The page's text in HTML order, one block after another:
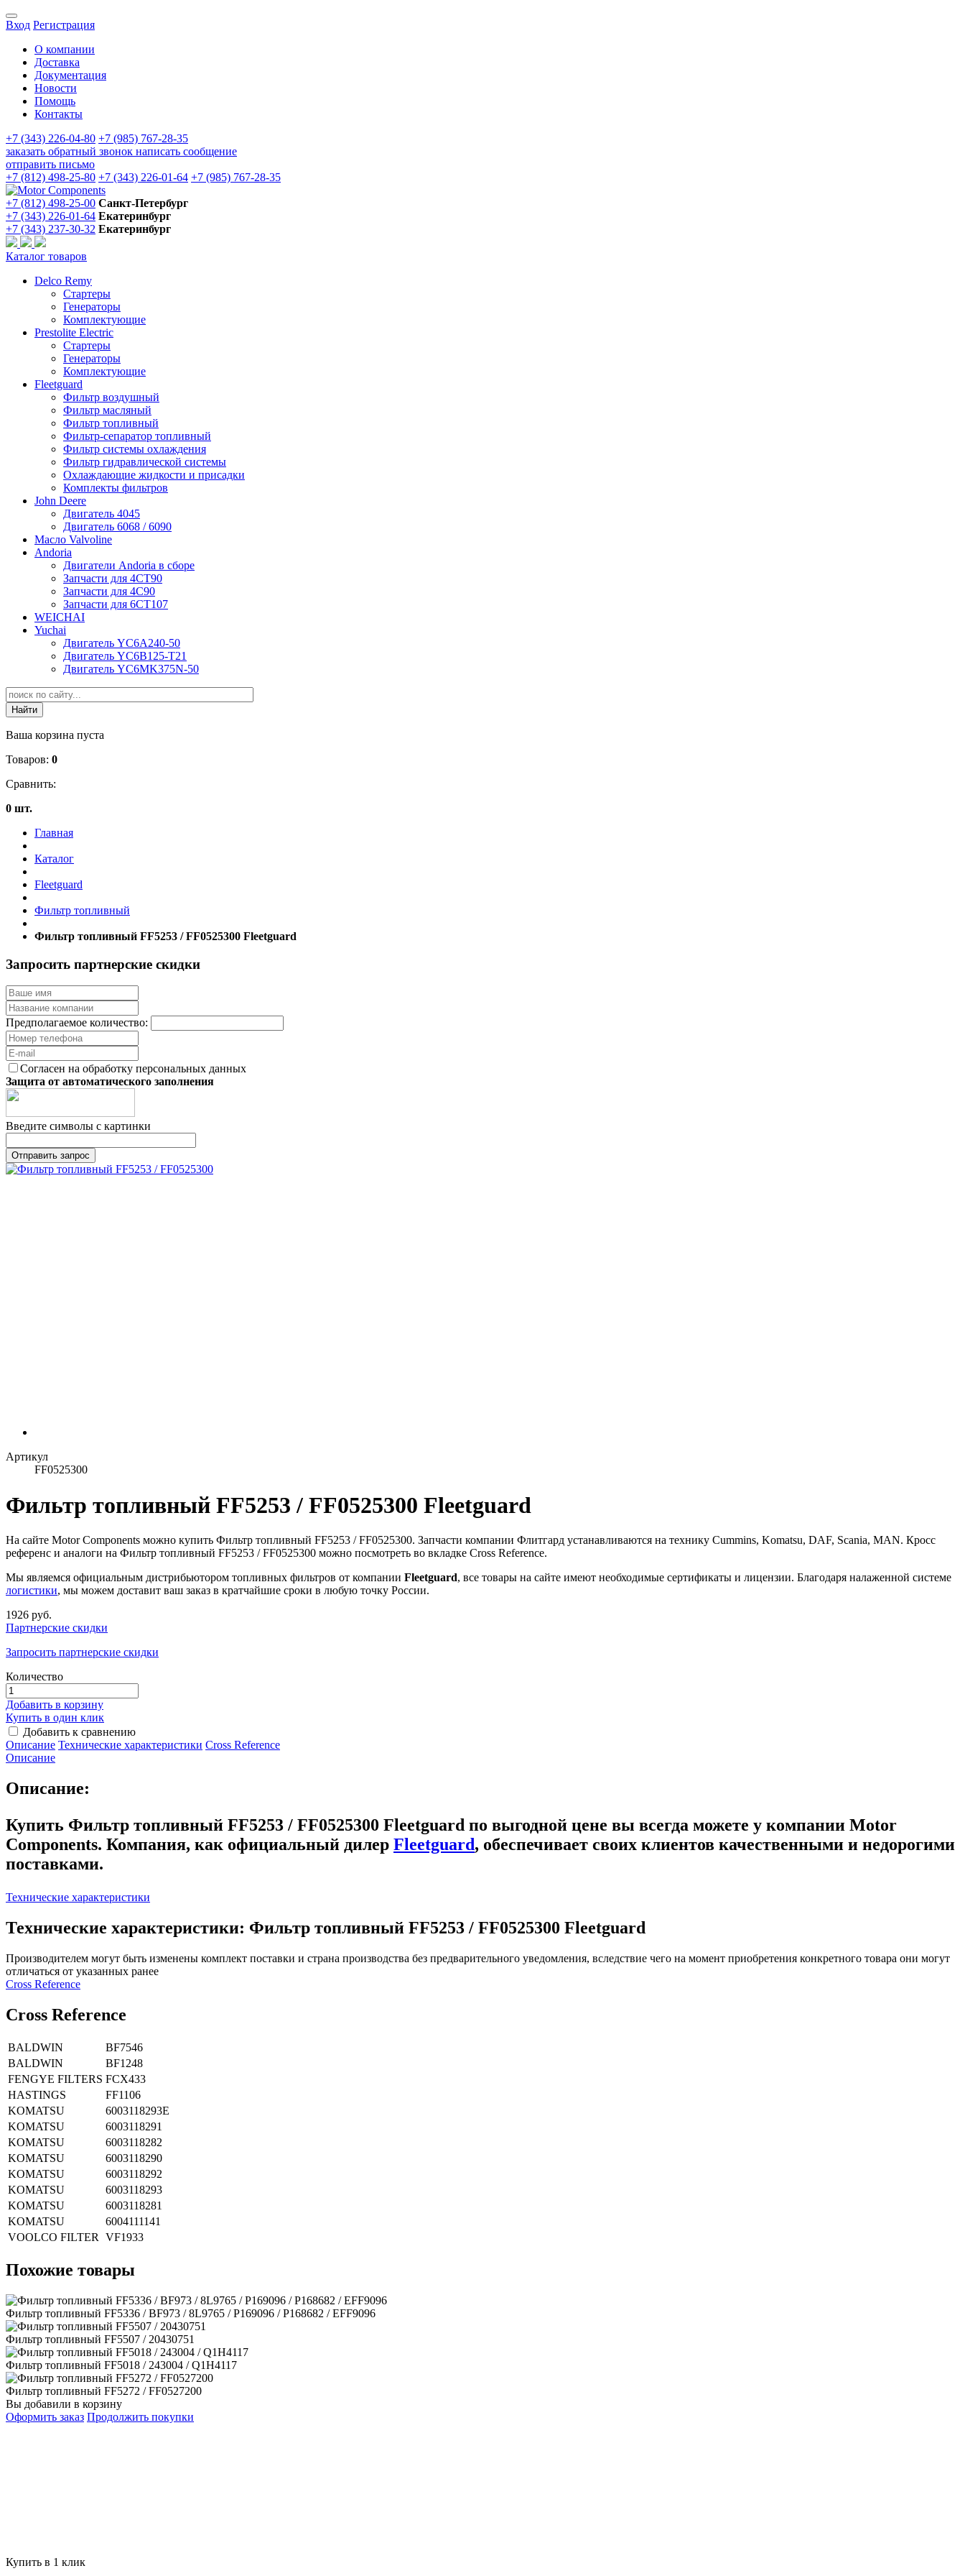
Вход Регистрация
О компании
Доставка
Документация
Новости
Помощь
Контакты
+7 (343) 226-04-80 +7 (985) 767-28-35
заказать обратный звонок написать сообщение
отправить письмо
+7 (812) 498-25-80 +7 (343) 226-01-64 +7 (985) 767-28-35
+7 (812) 498-25-00 Санкт-Петербург
+7 (343) 226-01-64 Екатеринбург
+7 (343) 237-30-32 Екатеринбург
Каталог товаров
Delco Remy
Стартеры
Генераторы
Комплектующие
Prestolite Electric
Стартеры
Генераторы
Комплектующие
Fleetguard
Фильтр воздушный
Фильтр масляный
Фильтр топливный
Фильтр-сепаратор топливный
Фильтр системы охлаждения
Фильтр гидравлической системы
Охлаждающие жидкости и присадки
Комплекты фильтров
John Deere
Двигатель 4045
Двигатель 6068 / 6090
Масло Valvoline
Andoria
Двигатели Andoria в сборе
Запчасти для 4CT90
Запчасти для 4С90
Запчасти для 6CT107
WEICHAI
Yuchai
Двигатель YC6A240-50
Двигатель YC6B125-T21
Двигатель YC6MK375N-50
Ваша корзина пуста
Товаров: 0
Сравнить:
0 шт.
Главная
Каталог
Fleetguard
Фильтр топливный
Фильтр топливный FF5253 / FF0525300 Fleetguard
Запросить партнерские скидки
Предполагаемое количество:
Согласен на обработку персональных данных
Защита от автоматического заполнения
Введите символы с картинки
Артикул
FF0525300
Фильтр топливный FF5253 / FF0525300 Fleetguard
На сайте Motor Components можно купить Фильтр топливный FF5253 / FF0525300. Запчасти компании Флитгард устанавливаются на технику Cummins, Komatsu, DAF, Scania, MAN. Кросс
референс и аналоги на Фильтр топливный FF5253 / FF0525300 можно посмотреть во вкладке Cross Reference.
Мы являемся официальным дистрибьютором топливных фильтров от компании Fleetguard, все товары на сайте имеют необходимые сертификаты и лицензии. Благодаря налаженной системе
логистики, мы можем доставит ваш заказ в кратчайшие сроки в любую точку России.
1926 руб.
Партнерские скидки
Запросить партнерские скидки
Количество
Добавить в корзину
Купить в один клик
Добавить к сравнению
Описание Технические характеристики Сross Reference
Описание
Описание:
Купить Фильтр топливный FF5253 / FF0525300 Fleetguard по выгодной цене вы всегда можете у компании Motor
Components. Компания, как официальный дилер Fleetguard, обеспечивает своих клиентов качественными и недорогими
поставками.
Технические характеристики
Технические характеристики: Фильтр топливный FF5253 / FF0525300 Fleetguard
Производителем могут быть изменены комплект поставки и страна производства без предварительного уведомления, вследствие чего на момент приобретения конкретного товара они могут
отличаться от указанных ранее
Сross Reference
Сross Reference
BALDWIN
BF7546
BALDWIN
BF1248
FENGYE FILTERS FCX433
HASTINGS
FF1106
KOMATSU
6003118293E
KOMATSU
6003118291
KOMATSU
6003118282
KOMATSU
6003118290
KOMATSU
6003118292
KOMATSU
6003118293
KOMATSU
6003118281
KOMATSU
6004111141
VOOLCO FILTER
VF1933
Похожие товары
Фильтр топливный FF5336 / BF973 / 8L9765 / P169096 / P168682 / EFF9096
Фильтр топливный FF5507 / 20430751
Фильтр топливный FF5018 / 243004 / Q1H4117
Фильтр топливный FF5272 / FF0527200
Вы добавили в корзину
Оформить заказ Продолжить покупки
Купить в 1 клик